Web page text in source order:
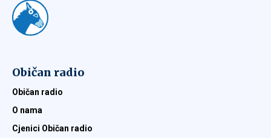
Običan radio
Običan radio
O nama
Cjenici Običan radio